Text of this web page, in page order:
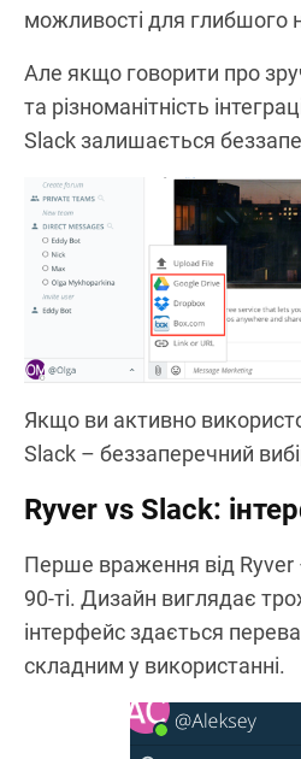
можливості для глибшого
Але якщо говорити про
та різноманітність
Slack залишається
Якщо ви активно
Slack – беззаперечний
Ryver vs Slack:
Перше враження від Ryver
90-ті. Дизайн виглядає
інтерфейс здається
складним у використанні.